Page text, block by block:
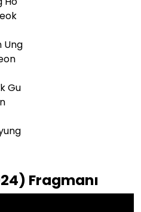
Ung
Gu
Fragmanı